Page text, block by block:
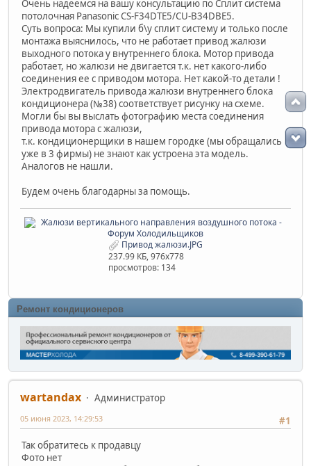
Очень надеемся на вашу консультацию по Сплит система
потолочная Panasonic CS-F34DTE5/CU-B34DBE5.
Суть вопроса: Мы купили б\у сплит систему и только после
монтажа выяснилось, что не работает привод жалюзи
выходного потока у внутреннего блока. Мотор привода
работает, но жалюзи не двигается т.к. нет какого-либо
соединения ее с приводом мотора. Нет какой-то детали !
Электродвигатель привода жалюзи внутреннего блока
кондиционера (№38) соответствует рисунку на схеме.
Могли бы вы выслать фотографию места соединения
привода мотора с жалюзи,
т.к. кондиционерщики в нашем городке (мы обращались
уже в 3 фирмы) не знают как устроена эта модель.
Аналогов не нашли.
Будем очень благодарны за помощь.
Привод жалюзи.JPG
237.99 КБ, 976x778
просмотров: 134
Ремонт кондиционеров
wartandax
Администратор
#1
05 июня 2023, 14:29:53
Так обратитесь к продавцу
Фото нет